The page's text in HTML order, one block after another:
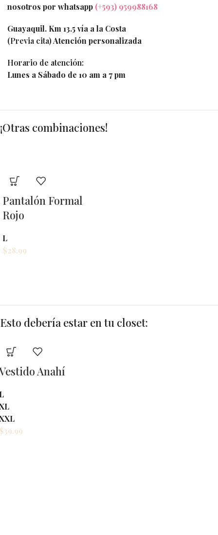
nosotros por whatsapp (+593) 959988168
Guayaquil. Km 13.5 vía a la Costa
(Previa cita)Atención personalizada
Horario de atención:
Lunes a Sábado de 10 am a 7 pm
¡Otras combinaciones!
Pantalón Formal
Rojo
L
$28.99
Esto debería estar en tu closet: